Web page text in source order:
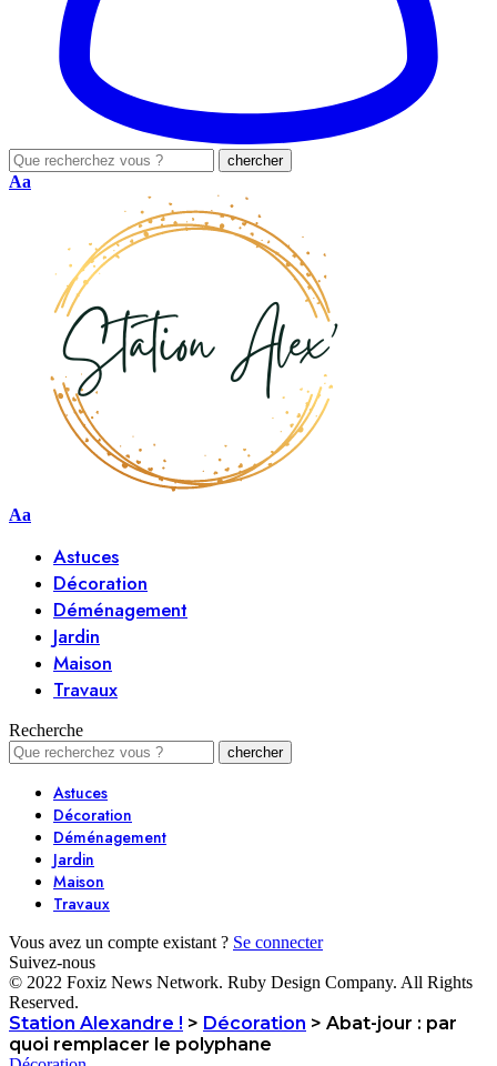
Aa
Aa
Astuces
Décoration
Déménagement
Jardin
Maison
Travaux
Recherche
Astuces
Décoration
Déménagement
Jardin
Maison
Travaux
Vous avez un compte existant ? Se connecter
Suivez-nous
© 2022 Foxiz News Network. Ruby Design Company. All Rights
Reserved.
Station Alexandre ! > Décoration > Abat-jour : par
quoi remplacer le polyphane